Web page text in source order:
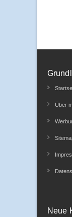
Über
Neue